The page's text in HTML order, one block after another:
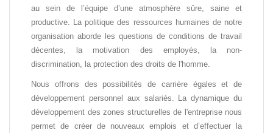
au sein de l’équipe d’une atmosphère sûre, saine et
productive. La politique des ressources humaines de notre
organisation aborde les questions de conditions de travail
décentes, la motivation des employés, la non-
discrimination, la protection des droits de l'homme.
Nous offrons des possibilités de carrière égales et de
développement personnel aux salariés. La dynamique du
développement des zones structurelles de l'entreprise nous
permet de créer de nouveaux emplois et d’effectuer la